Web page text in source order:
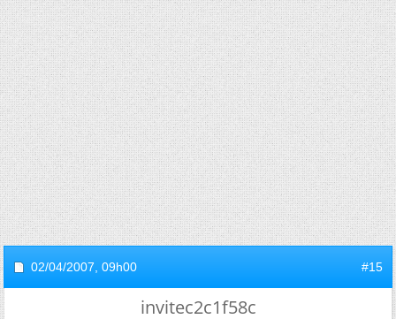
02/04/2007, 09h00 #15
invitec2c1f58c